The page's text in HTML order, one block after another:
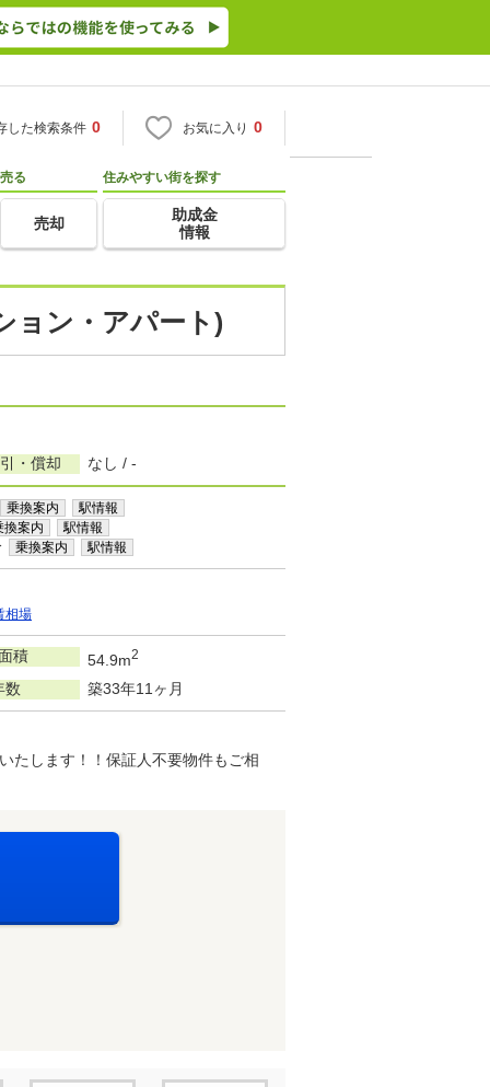
した検索条件 0 お気に入り 0
売る
売却
住みやすい街を探す
助成金
情報
ョン・アパート)
・償却 なし / -
乗換案内
駅情報
換案内
駅情報
乗換案内 駅情報
相場
積 54.9m2
数 築33年11ヶ月
たします！！保証人不要物件もご相